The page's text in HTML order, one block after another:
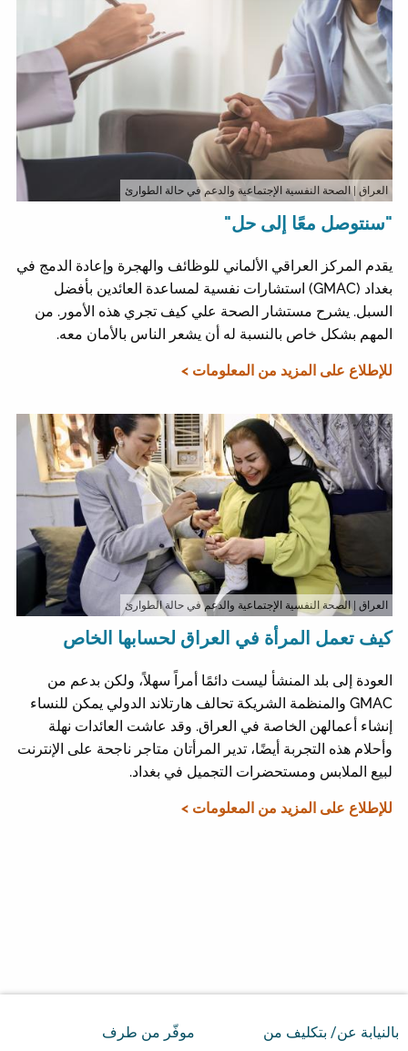
العراق | الصحة النفسية الإجتماعية والدعم في حالة الطوارئ
"سنتوصل معًا إلى حل"
يقدم المركز العراقي الألماني للوظائف والهجرة وإعادة الدمج في
بغداد (GMAC) استشارات نفسية لمساعدة العائدين بأفضل
السبل. يشرح مستشار الصحة علي كيف تجري هذه الأمور. من
المهم بشكل خاص بالنسبة له أن يشعر الناس بالأمان معه.
للإطلاع على المزيد من المعلومات >
العراق | الصحة النفسية الإجتماعية والدعم في حالة الطوارئ
كيف تعمل المرأة في العراق لحسابها الخاص
العودة إلى بلد المنشأ ليست دائمًا أمراً سهلاً، ولكن بدعم من
GMAC والمنظمة الشريكة تحالف هارتلاند الدولي يمكن للنساء
إنشاء أعمالهن الخاصة في العراق. وقد عاشت العائدات نهلة
وأحلام هذه التجربة أيضًا، تدير المرأتان متاجر ناجحة على الإنترنت
لبيع الملابس ومستحضرات التجميل في بغداد.
للإطلاع على المزيد من المعلومات >
بالنيابة عن/ بتكليف من موفّر من طرف